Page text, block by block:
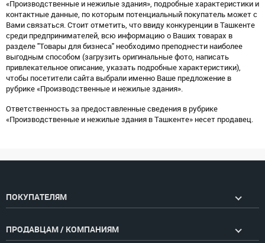
«Производственные и нежилые здания», подробные характеристики и
контактные данные, по которым потенциальный покупатель может с
Вами связаться. Стоит отметить, что ввиду конкуренции в Ташкенте
среди предпринимателей, всю информацию о Ваших товарах в
разделе "Товары для бизнеса" необходимо преподнести наиболее
выгодным способом (загрузить оригинальные фото, написать
привлекательное описание, указать подробные характеристики),
чтобы посетители сайта выбрали именно Ваше предложение в
рубрике «Производственные и нежилые здания».
Ответственность за предоставленные сведения в рубрике
«Производственные и нежилые здания в Ташкенте» несет продавец.
ПОКУПАТЕЛЯМ
ПРОДАВЦАМ / КОМПАНИЯМ